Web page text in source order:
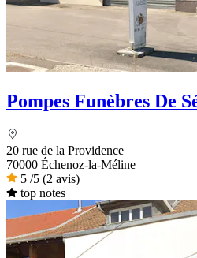
Pompes Funèbres De
20 rue de la Providence
70000 Échenoz-la-Méline
5 /5 (2 avis)
top notes